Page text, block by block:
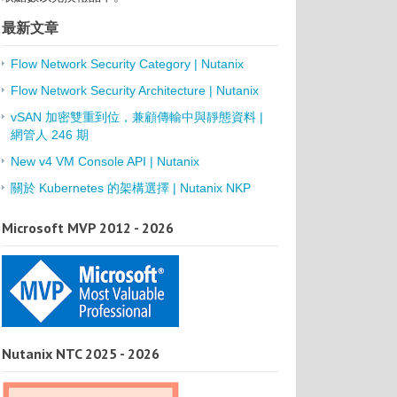
最新文章
Flow Network Security Category | Nutanix
Flow Network Security Architecture | Nutanix
vSAN 加密雙重到位，兼顧傳輸中與靜態資料 |
網管人 246 期
New v4 VM Console API | Nutanix
關於 Kubernetes 的架構選擇 | Nutanix NKP
Microsoft MVP 2012 - 2026
Nutanix NTC 2025 - 2026